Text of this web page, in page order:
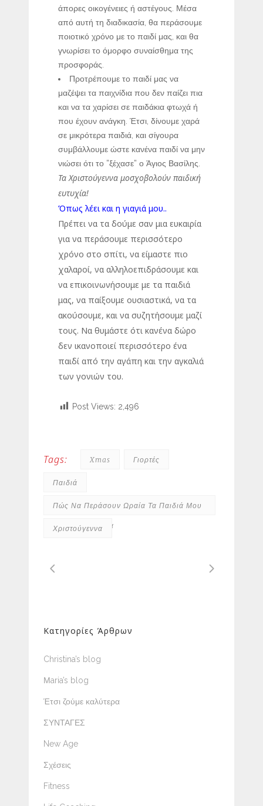
άπορες οικογένειες ή αστέγους. Μέσα
από αυτή τη διαδικασία, θα περάσουμε
ποιοτικό χρόνο με το παιδί μας, και θα
γνωρίσει το όμορφο συναίσθημα της
προσφοράς.
Προτρέπουμε το παιδί μας να
μαζέψει τα παιχνίδια που δεν παίζει πια
και να τα χαρίσει σε παιδάκια φτωχά ή
που έχουν ανάγκη. Έτσι, δίνουμε χαρά
σε μικρότερα παιδιά, και σίγουρα
συμβάλλουμε ώστε κανένα παιδί να μην
νιώσει ότι το ”ξέχασε” ο Άγιος Βασίλης.
Τα Χριστούγεννα μοσχοβολούν παιδική
ευτυχία!
Όπως λέει και η γιαγιά μου..
Πρέπει να τα δούμε σαν μια ευκαιρία
για να περάσουμε περισσότερο
χρόνο στο σπίτι, να είμαστε πιο
χαλαροί, να αλληλοεπιδράσουμε και
να επικοινωνήσουμε με τα παιδιά
μας, να παίξουμε ουσιαστικά, να τα
ακούσουμε, και να συζητήσουμε μαζί
τους. Να θυμάστε ότι κανένα δώρο
δεν ικανοποιεί περισσότερο ένα
παιδί από την αγάπη και την αγκαλιά
των γονιών του.
Post Views: 2,496
Tags: Xmas Γιορτές
Παιδιά
Πώς Να Περάσουν Ωραία Τα Παιδιά Μου
Τα Χριστούγεννα
Χριστούγεννα
Κατηγορίες Άρθρων
Christina’s blog
Μaria’s blog
Έτσι ζούμε καλύτερα
ΣΥΝΤΑΓΕΣ
New Age
Σχέσεις
Fitness